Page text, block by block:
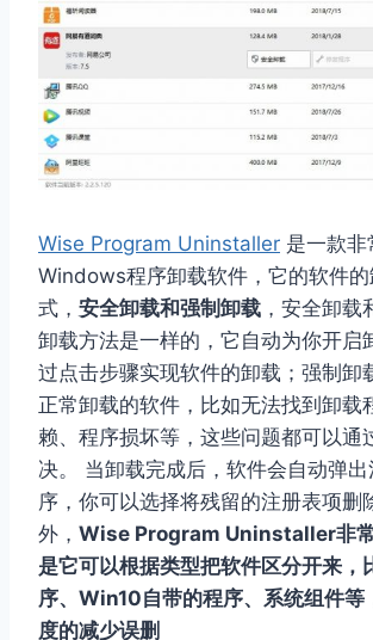
Wise Program Uninstaller 是一款非
Windows程序卸载软件，它的软件
式， 安全卸载和强制卸载 ，安全卸载
卸载方法是一样的，它自动为你开启
过点击步骤实现软件的卸载；强制卸
正常卸载的软件，比如无法找到卸载
赖、程序损坏等，这些问题都可以通
决。 当卸载完成后，软件会自动弹
序，你可以选择将残留的注册表项删
外， Wise Program Uninstaller非
是它可以根据类型把软件区分开来，
序、Win10自带的程序、系统组件等
度的减少误删